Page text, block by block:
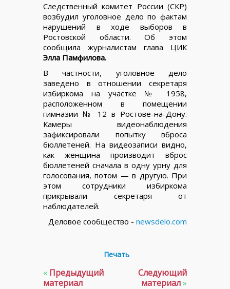
Следственный комитет России (СКР)
возбудил уголовное дело по фактам
нарушений в ходе выборов в
Ростовской области. Об этом
сообщила журналистам глава ЦИК
Элла Памфилова.
В частности, уголовное дело
заведено в отношении секретаря
избиркома на участке № 1958,
расположенном в помещении
гимназии № 12 в Ростове-на-Дону.
Камеры видеонаблюдения
зафиксировали попытку вброса
бюллетеней. На видеозаписи видно,
как женщина производит вброс
бюллетеней сначала в одну урну для
голосования, потом — в другую. При
этом сотрудники избиркома
прикрывали секретаря от
наблюдателей.
Деловое сообщество - newsdelo.com
Печать
« Предыдущий
материал
Следующий
материал»